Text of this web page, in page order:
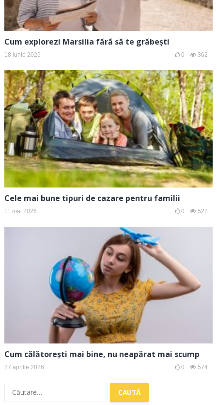
Cum explorezi Marsilia fără să te grăbești
18 iunie 2026 0 362
Cele mai bune tipuri de cazare pentru familii
11 mai 2026 0 522
Cum călătorești mai bine, nu neapărat mai scump
27 aprilie 2026 0 574
Caută